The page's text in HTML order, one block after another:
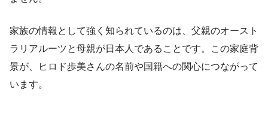
家族の情報として強く知られているのは、父親のオースト
ラリアルーツと母親が日本人であることです。この家庭背
景が、ヒロド歩美さんの名前や国籍への関心につながって
います。